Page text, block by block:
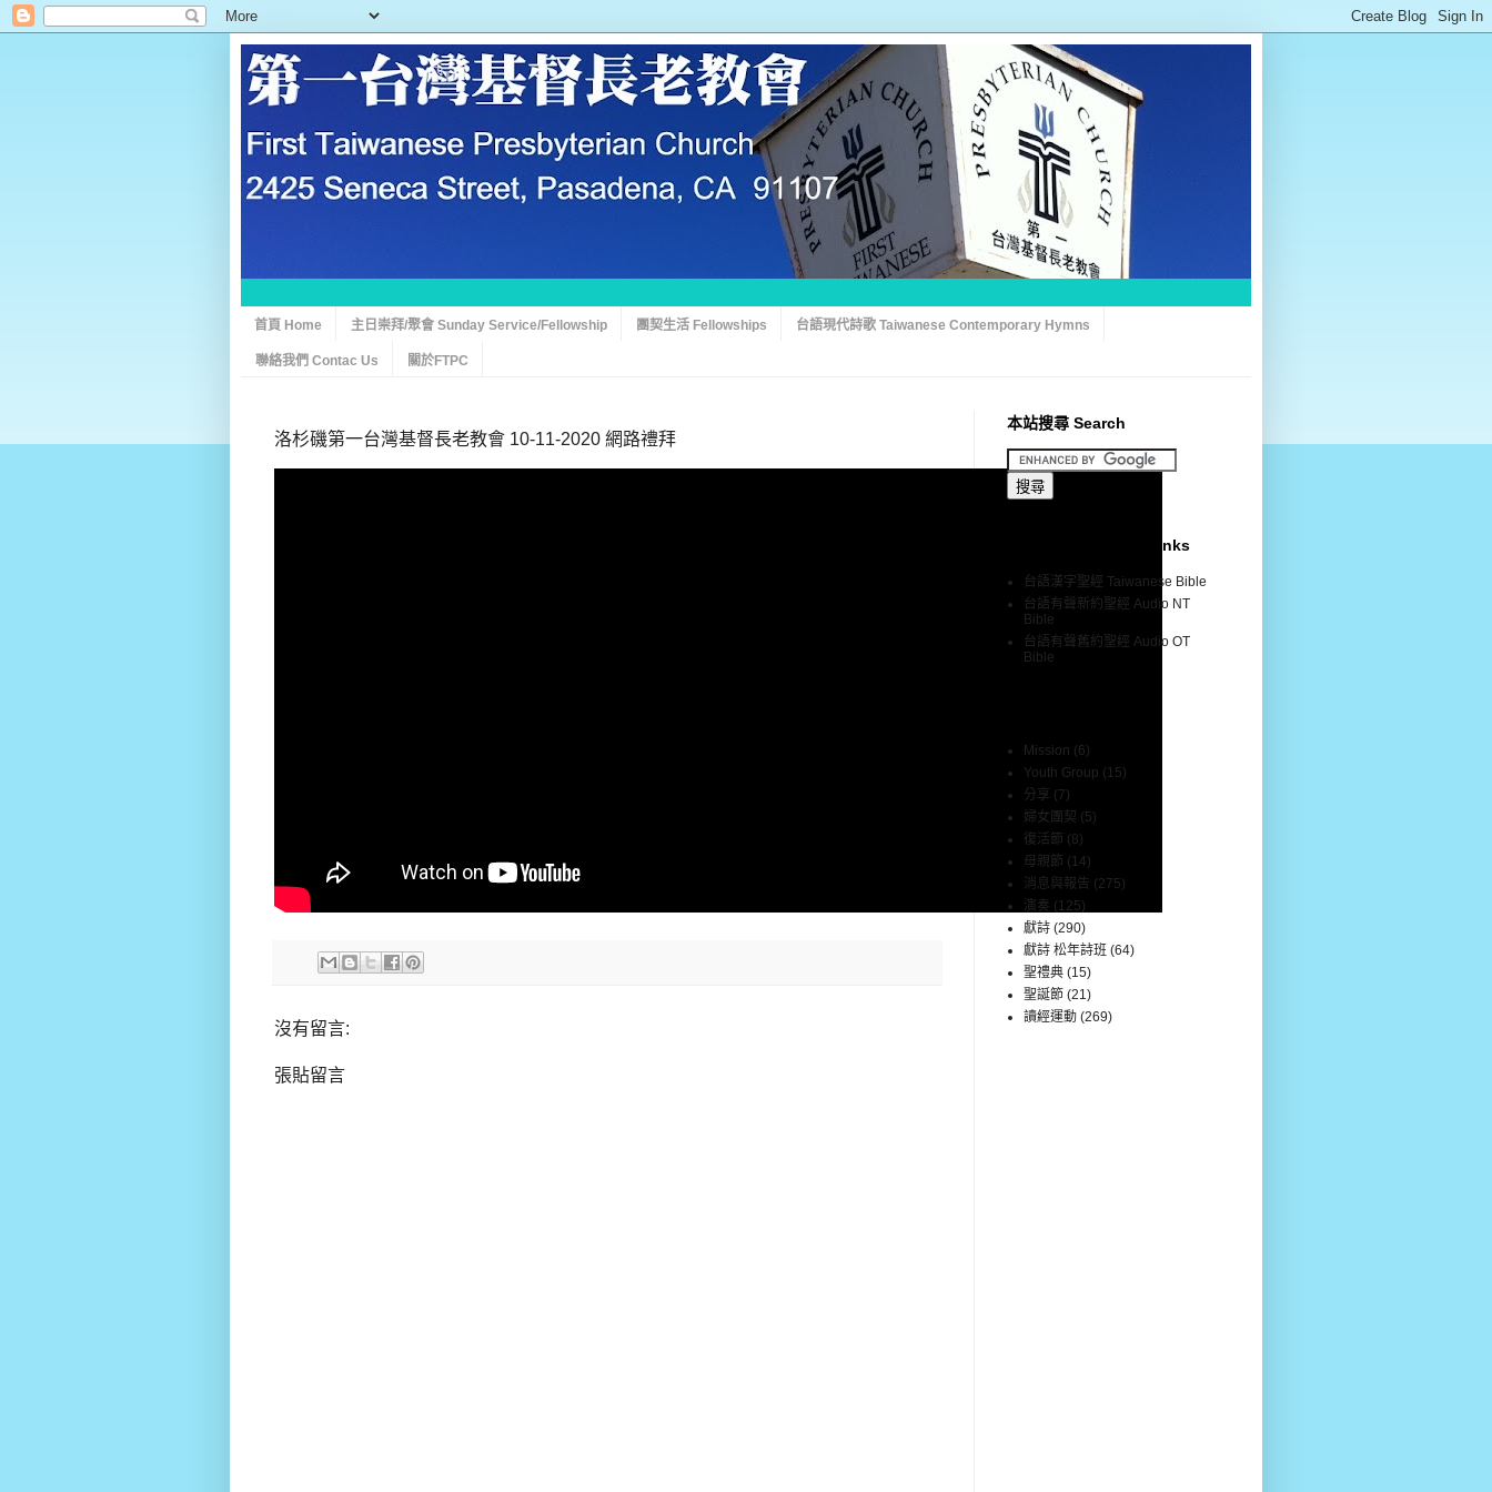
首頁 Home 主日崇拜/聚會 Sunday Service/Fellowship 團契生活 Fellowships 台語現代詩歌 Taiwanese Contemporary Hymns
聯絡我們 Contac Us 關於FTPC
洛杉磯第一台灣基督長老教會 10-11-2020 網路禮拜
沒有留言:
張貼留言
本站搜尋 Search
聖經網站連結 Bible Links
台語漢字聖經 Taiwanese Bible
台語有聲新約聖經 Audio NT
Bible
台語有聲舊約聖經 Audio OT
Bible
Mission (6)
Youth Group (15)
分享 (7)
婦女團契 (5)
復活節 (8)
母親節 (14)
消息與報告 (275)
演奏 (125)
獻詩 (290)
獻詩 松年詩班 (64)
聖禮典 (15)
聖誕節 (21)
讀經運動 (269)